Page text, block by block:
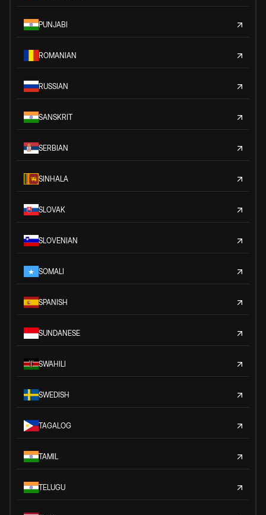
PUNJABI
ROMANIAN
RUSSIAN
SANSKRIT
SERBIAN
SINHALA
SLOVAK
SLOVENIAN
SOMALI
SPANISH
SUNDANESE
SWAHILI
SWEDISH
TAGALOG
TAMIL
TELUGU